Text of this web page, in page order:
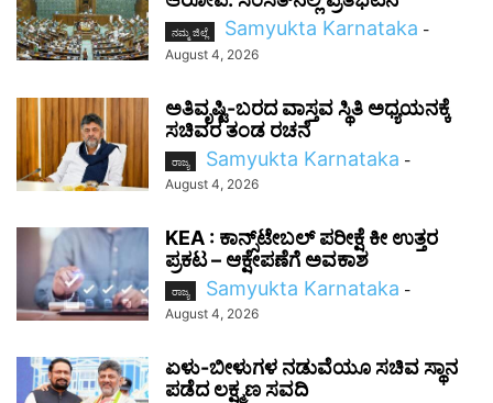
ನಮ್ಮ ಜಿಲ್ಲೆ Samyukta Karnataka -
August 4, 2026
ಅತಿವೃಷ್ಟಿ-ಬರದ ವಾಸ್ತವ ಸ್ಥಿತಿ ಅಧ್ಯಯನಕ್ಕೆ
ಸಚಿವರ ತಂಡ ರಚನೆ
ರಾಜ್ಯ Samyukta Karnataka -
August 4, 2026
KEA : ಕಾನ್ಸ್‌ಟೇಬಲ್ ಪರೀಕ್ಷೆ ಕೀ ಉತ್ತರ
ಪ್ರಕಟ – ಆಕ್ಷೇಪಣೆಗೆ ಅವಕಾಶ
ರಾಜ್ಯ Samyukta Karnataka -
August 4, 2026
ಏಳು-ಬೀಳುಗಳ ನಡುವೆಯೂ ಸಚಿವ ಸ್ಥಾನ
ಪಡೆದ ಲಕ್ಷ್ಮಣ ಸವದಿ